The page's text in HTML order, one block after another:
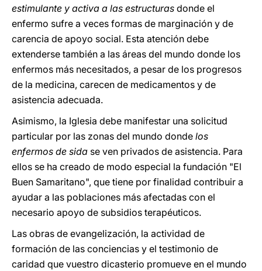
estimulante y activa a las estructuras donde el
enfermo sufre a veces formas de marginación y de
carencia de apoyo social. Esta atención debe
extenderse también a las áreas del mundo donde los
enfermos más necesitados, a pesar de los progresos
de la medicina, carecen de medicamentos y de
asistencia adecuada.
Asimismo, la Iglesia debe manifestar una solicitud
particular por las zonas del mundo donde los
enfermos de sida se ven privados de asistencia. Para
ellos se ha creado de modo especial la fundación "El
Buen Samaritano", que tiene por finalidad contribuir a
ayudar a las poblaciones más afectadas con el
necesario apoyo de subsidios terapéuticos.
Las obras de evangelización, la actividad de
formación de las conciencias y el testimonio de
caridad que vuestro dicasterio promueve en el mundo